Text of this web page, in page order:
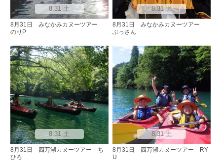
8.31 土
8月31日 みなかみカヌーツアー
のりP
8.31 土
8月31日 みなかみカヌーツアー
ぶっさん
8.31 土
8月31日 四万湖カヌーツアー ち
ひろ
8.31 土
8月31日 四万湖カヌーツアー RY
U